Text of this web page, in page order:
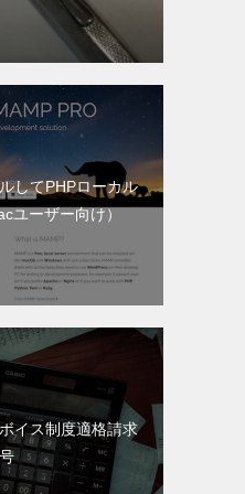
してPHPローカル
ユーザー向け）
イス制度適格請求